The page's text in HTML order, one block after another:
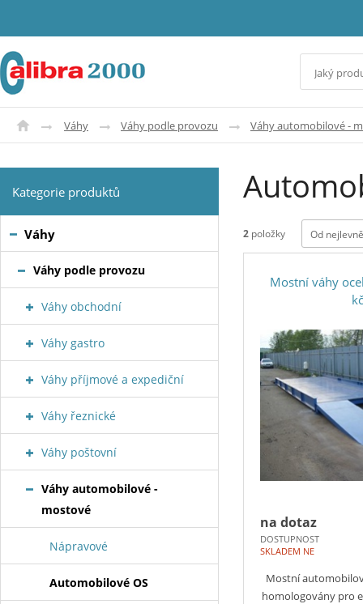
Váhy Váhy podle provozu Váhy automobilové -
2 položky Od
Mostní váhy
na dotaz
DOSTUPNOST
SKLADEM NE
Mostní
homologovány pro
Kategorie produktů
Váhy
Váhy podle provozu
Váhy obchodní
Váhy gastro
Váhy příjmové a expediční
Váhy řeznické
Váhy poštovní
Váhy automobilové -
mostové
Nápravové
Automobilové OS